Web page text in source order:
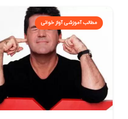
مطالب آموزشی آواز خوانی